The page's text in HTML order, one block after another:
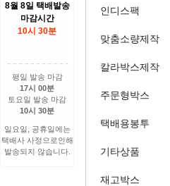
8월 8일 택배발송
마감시간
10시 30분
평일 발송 마감
17시 00분
토요일 발송 마감
10시 30분
일요일, 공휴일에는
택배사 사정으로인해
발송되지 않습니다.
인디스팩
맞춤소량제작
칼라박스제작
주문형박스
택배용봉투
기타상품
재고박스